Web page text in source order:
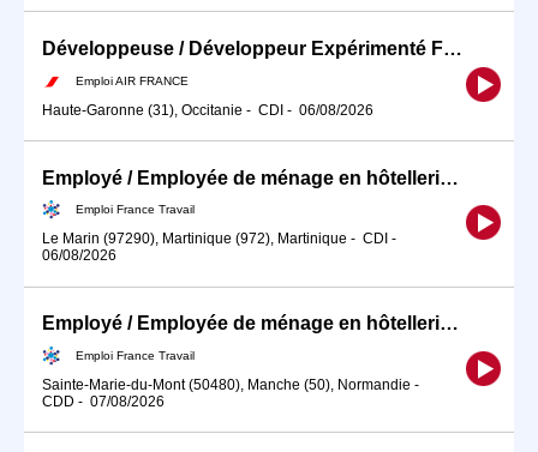
Développeuse / Développeur Expérimenté Full Stack (Angular / Springboot) Air France Toulouse
Emploi AIR FRANCE
Haute-Garonne (31), Occitanie - CDI - 06/08/2026
Employé / Employée de ménage en hôtellerie de plein air
Emploi France Travail
Le Marin (97290), Martinique (972), Martinique - CDI -
06/08/2026
Employé / Employée de ménage en hôtellerie de plein air
Emploi France Travail
Sainte-Marie-du-Mont (50480), Manche (50), Normandie -
CDD - 07/08/2026